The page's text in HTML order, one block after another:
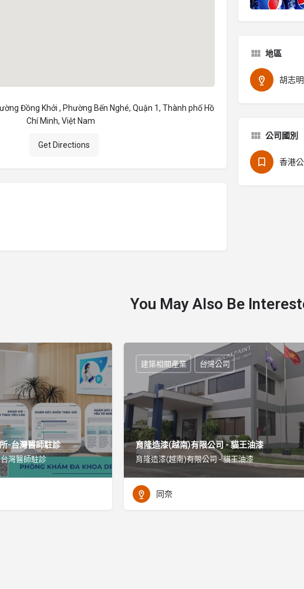
Đồng Khởi , Phường Bến Nghé, Quận 1, Thành phố Hồ
Chí Minh, Việt Nam
Get Directions
地區
胡志明
公司國別
香港
You May Also Be
-台灣醫師駐診
台灣醫師駐診
育隆造漆(越南)有限公司 - 貓王油漆
育隆造漆(越南)有限公司 - 貓王油漆
建築相關產業 台灣公司
同奈